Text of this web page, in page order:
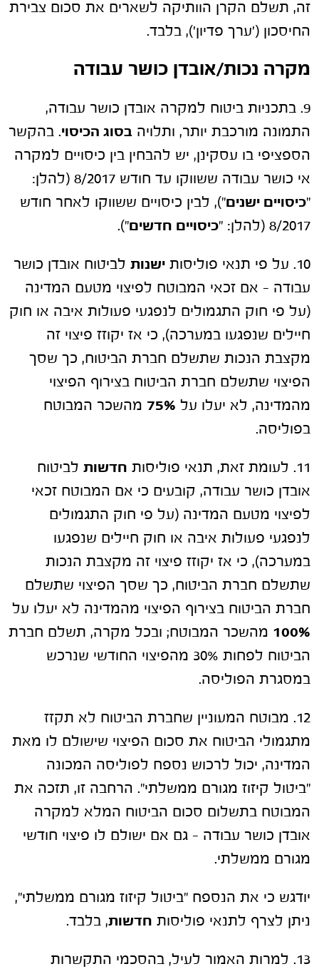
זה, תשלם הקרן הוותיקה לשארים את סכום צבירת
החיסכון ('ערך פדיון'), בלבד.
מקרה נכות/אובדן כושר עבודה
9. בתכניות ביטוח למקרה אובדן כושר עבודה,
התמונה מורכבת יותר, ותלויה בסוג הכיסוי. בהקשר
הספציפי בו עסקינן, יש להבחין בין כיסויים למקרה
אי כושר עבודה ששווקו עד חודש 8/2017 (להלן:
"כיסויים ישנים"), לבין כיסויים ששווקו לאחר חודש
8/2017 (להלן: "
כיסויים חדשים").
10. על פי תנאי פוליסות ישנות לביטוח אובדן כושר
עבודה – אם זכאי המבוטח לפיצוי מטעם המדינה
(על פי חוק התגמולים לנפגעי פעולות איבה או חוק
חיילים שנפגעו במערכה), כי אז יקוזז פיצוי זה
מקצבת הנכות שתשלם חברת הביטוח, כך שסך
הפיצוי שתשלם חברת הביטוח בצירוף הפיצוי
מהמדינה, לא יעלו על 75% מהשכר המבוטח
בפוליסה.
11. לעומת זאת, תנאי פוליסות חדשות לביטוח
אובדן כושר עבודה, קובעים כי אם המבוטח זכאי
לפיצוי מטעם המדינה (על פי חוק התגמולים
לנפגעי פעולות איבה או חוק חיילים שנפגעו
במערכה), כי אז יקוזז פיצוי זה מקצבת הנכות
שתשלם חברת הביטוח, כך שסך הפיצוי שתשלם
חברת הביטוח בצירוף הפיצוי מהמדינה לא יעלו על
100% מהשכר המבוטח; ובכל מקרה, תשלם חברת
הביטוח לפחות 30% מהפיצוי החודשי שנרכש
במסגרת הפוליסה.
12. מבוטח המעוניין שחברת הביטוח לא תקזז
מתגמולי הביטוח את סכום הפיצוי שישולם לו מאת
המדינה, יכול לרכוש נספח לפוליסה המכונה
"ביטול קיזוז מגורם ממשלתי". הרחבה זו, תזכה את
המבוטח בתשלום סכום הביטוח המלא למקרה
אובדן כושר עבודה – גם אם ישולם לו פיצוי חודשי
מגורם ממשלתי.
יודגש כי את הנספח "ביטול קיזוז מגורם ממשלתי",
ניתן לצרף לתנאי פוליסות חדשות, בלבד.
13. למרות האמור לעיל, בהסכמי התקשרות